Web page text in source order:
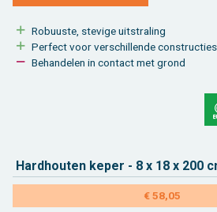
Ro­buus­te, ste­vi­ge uit­stra­ling
Per­fect voor ver­schil­len­de con­struc­ties
Be­han­de­len in con­tact met grond
Hard­hou­ten keper - 8 x 18 x 200
€ 58,05